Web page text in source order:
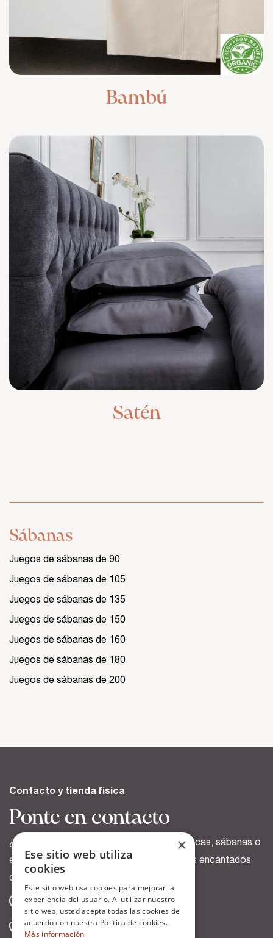
Bambú
Satén
Sábanas
Juegos de sábanas de 90
Juegos de sábanas de 105
Juegos de sábanas de 135
Juegos de sábanas de 150
Juegos de sábanas de 160
Juegos de sábanas de 180
Juegos de sábanas de 200
Contacto y tienda física
Ponte en contacto
¿Tienes dudas sobre nuestras fundas nórdicas, sábanas o
envíos?. Escríbenos o llámanos, estaremos encantados
de ayudarte.
San Antonio, 9 Vitoria-Gasteiz
945 135 775 (tienda física)
×
Ese sitio web utiliza
cookies
Este sitio web usa cookies para mejorar la
experiencia del usuario. Al utilizar nuestro
sitio web, usted acepta todas las cookies de
acuerdo con nuestra Política de cookies.
Más información